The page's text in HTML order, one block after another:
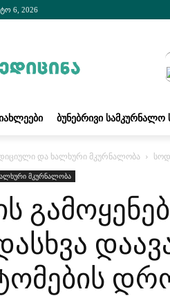
6, 2026
ᲑᲣᲜᲔᲑᲠᲘᲕᲘ ᲡᲐᲛᲙᲣᲠᲜᲐᲚᲝ
და ხალხური მკურნალობა
მკურნალობა